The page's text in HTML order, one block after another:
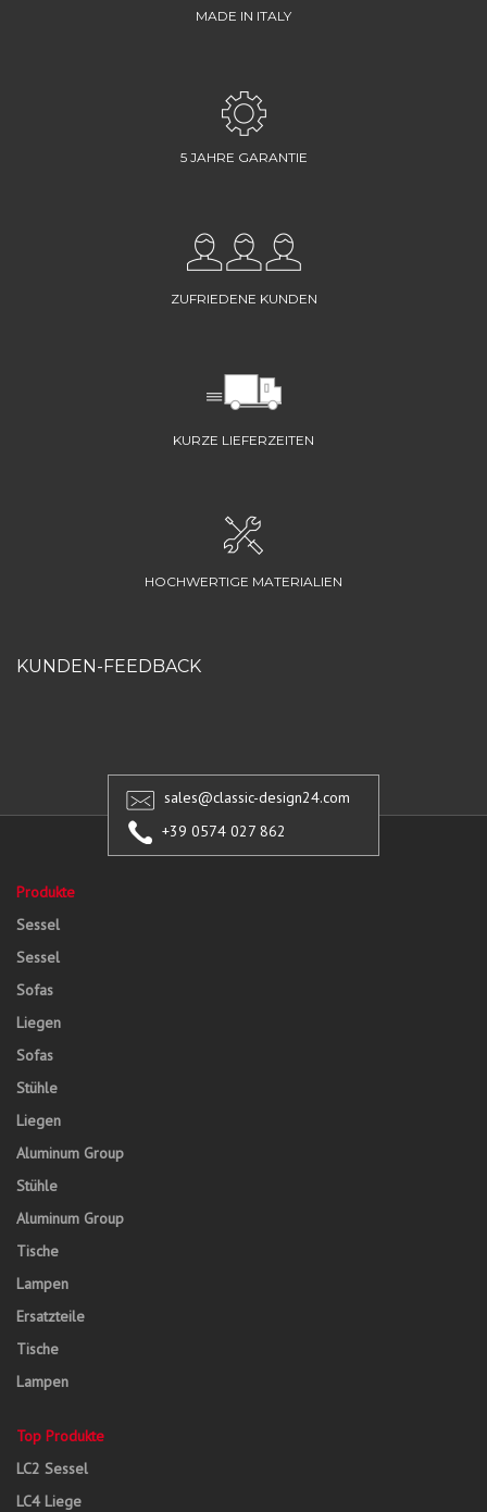
MADE IN ITALY
5 JAHRE GARANTIE
ZUFRIEDENE KUNDEN
KURZE LIEFERZEITEN
HOCHWERTIGE MATERIALIEN
KUNDEN-FEEDBACK
sales@classic-design24.com
+39 0574 027 862
Produkte
Sessel
Sessel
Sofas
Liegen
Sofas
Stühle
Liegen
Aluminum Group
Stühle
Aluminum Group
Tische
Lampen
Ersatzteile
Tische
Lampen
Top Produkte
LC2 Sessel
LC4 Liege